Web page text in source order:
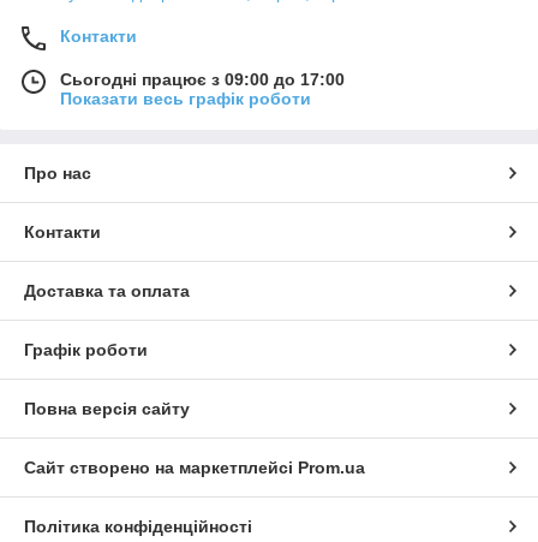
Контакти
Сьогодні працює з 09:00 до 17:00
Показати весь графік роботи
Про нас
Контакти
Доставка та оплата
Графік роботи
Повна версія сайту
Сайт створено на маркетплейсі Prom.ua
Політика конфіденційності